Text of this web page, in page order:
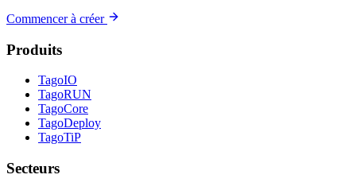
Commencer à créer
Produits
TagoIO
TagoRUN
TagoCore
TagoDeploy
TagoTiP
Secteurs